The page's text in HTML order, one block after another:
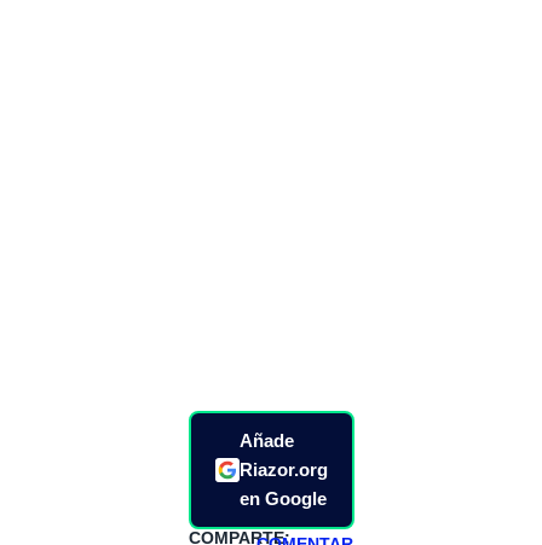
Añade
Riazor.org
en Google
COMPARTE: